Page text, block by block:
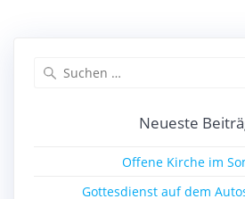
Neueste
Offene Kirche im
Gottesdienst auf dem